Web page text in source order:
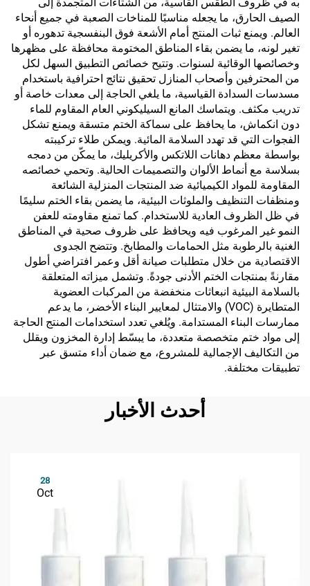
الصيف الحارق، ما يجعله مناسبًا للمناخات الصعبة في جميع أنحاء
العالم. ويمنع ثبات المنتج أمام الأشعة فوق البنفسجية تدهوره أو
تغير لونه، ما يضمن بقاء المناطق المختومة محافظة على مظهرها
وخصائصها الوقائية لسنوات. وتتيح خصائص التطبيق السهل لكل
من المحترفين وأصحاب المنازل تحقيق نتائج احترافية باستخدام
مسدسات السدادة القياسية، ما يلغي الحاجة إلى معدات خاصة أو
تدريب مكثف. ويتماسك المانع السيليكوني العام المقاوم للماء
دون انكماش، ما يحافظ على سماكة الختم متسقة ويمنع تشكل
الفجوات التي قد تهدد السلامة المائية. ويمكن طلاء تركيبته
بواسطة معظم دهانات اللاتكس والأكريليك، ما يمكّن من دمجه
بسلاسة مع أنماط الألوان والتصميمات الحالية. وتحمي خصائصه
المقاومة للمواد الكيميائية ضد المنتجات المنزلية الشائعة
ومنظفات التنظيف والملوثات البيئية، ما يضمن بقاء الختم سليمًا
في ظل الظروف العادية للاستخدام. كما تمنع مقاومته للعفن
النمو غير المرغوب فيه ويحافظ على ظروف صحية في المناطق
الغنية بالرطوبة مثل الحمامات والمطابخ. وتتضح الجدوى
الاقتصادية من خلال متطلبات صيانة أقل وعمر افتراضي أطول
مقارنةً بمنتجات الختم الأدنى جودةً. وتشمل ميزاته المتعلقة
بالسلامة البيئية انبعاثات منخفضة من المركبات العضوية
المتطايرة (VOC) والامتثال لمعايير البناء الأخضر، ما يدعم
ممارسات البناء المستدامة. ويُلغي تعدد استخدامات المنتج الحاجة
إلى مواد ختم متخصصة متعددة، ما يبسّط إدارة المخزون ويقلل
من التكاليف الإجمالية للمشروع، مع ضمان أداء متسق عبر
تطبيقات مختلفة.
أحدث الأخبار
28
Oct